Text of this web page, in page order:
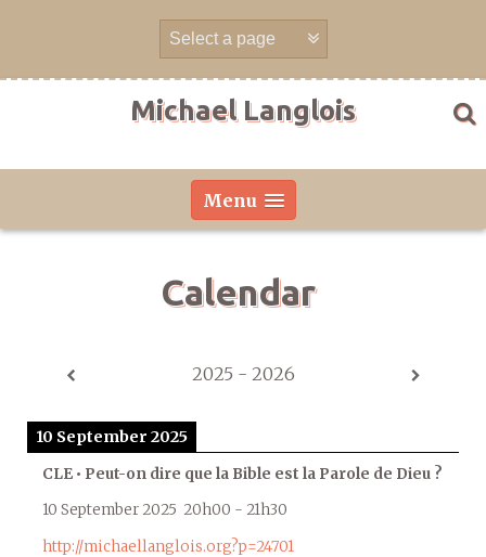
Michael Langlois
Menu
Calendar
2025 - 2026
10 September 2025
CLE • Peut-on dire que la Bible est la Parole de Dieu ?
10 September 2025 20h00 - 21h30
http://michaellanglois.org?p=24701